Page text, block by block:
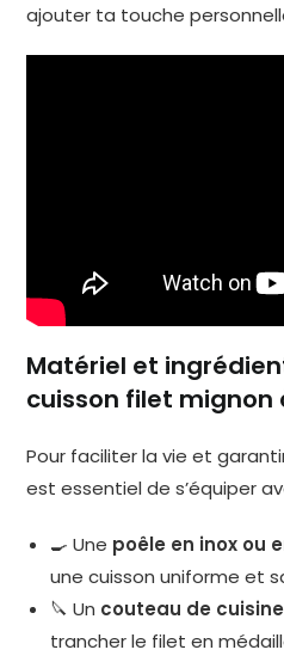
ajouter ta touche
Matériel et
cuisson filet mignon
Pour faciliter la vie et
est essentiel de s’équiper
🍳 Une poêle en inox ou
une cuisson uniforme et
🔪 Un couteau de
trancher le filet en